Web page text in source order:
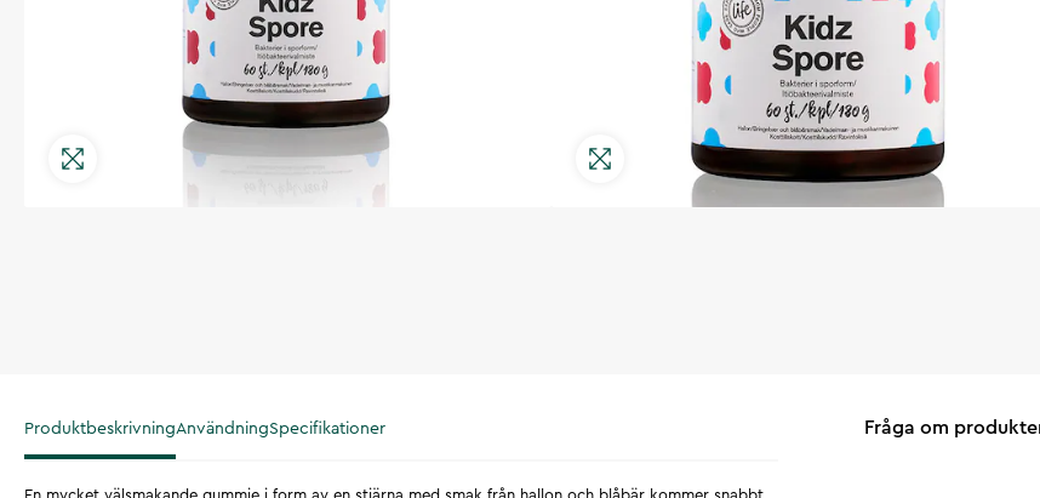
ProduktbeskrivningAnvändningSpecifikationer
En mycket välsmakande gummie i form av en stjärna med smak från hallon och blåbär kommer snabbt
Fråga om